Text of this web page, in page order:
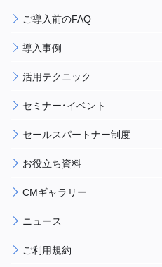
ご導入前のFAQ
導入事例
活用テクニック
セミナー・イベント
セールスパートナー制度
お役立ち資料
CMギャラリー
ニュース
ご利用規約